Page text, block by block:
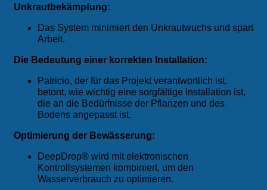
Unkrautbekämpfung:
Das System minimiert den Unkrautwuchs und spart
Arbeit.
Die Bedeutung einer korrekten Installation:
Patricio, der für das Projekt verantwortlich ist,
betont, wie wichtig eine sorgfältige Installation ist,
die an die Bedürfnisse der Pflanzen und des
Bodens angepasst ist.
Optimierung der Bewässerung:
DeepDrop® wird mit elektronischen
Kontrollsystemen kombiniert, um den
Wasserverbrauch zu optimieren.